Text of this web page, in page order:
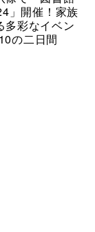
」開催！家族
多彩なイベン
の二日間